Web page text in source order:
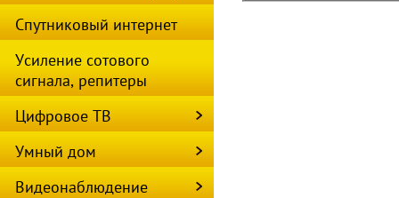
Спутниковый интернет
Усиление сотового
сигнала, репитеры
Цифровое ТВ
Умный дом
Видеонаблюдение